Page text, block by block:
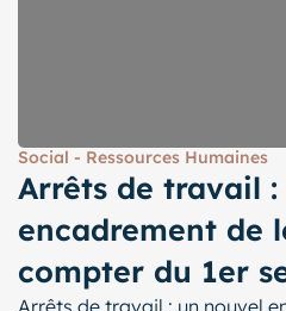
Social - Ressources Humaines
Arrêts de travail
encadrement de
compter du 1er
Arrêts de travail : un nouvel